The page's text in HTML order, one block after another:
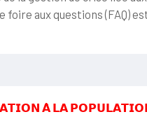
foire aux questions (FAQ)
𝗔̀ 𝗟𝗔